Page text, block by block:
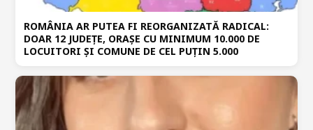
ROMÂNIA AR PUTEA FI REORGANIZATĂ RADICAL:
DOAR 12 JUDEȚE, ORAȘE CU MINIMUM 10.000 DE
LOCUITORI ȘI COMUNE DE CEL PUȚIN 5.000